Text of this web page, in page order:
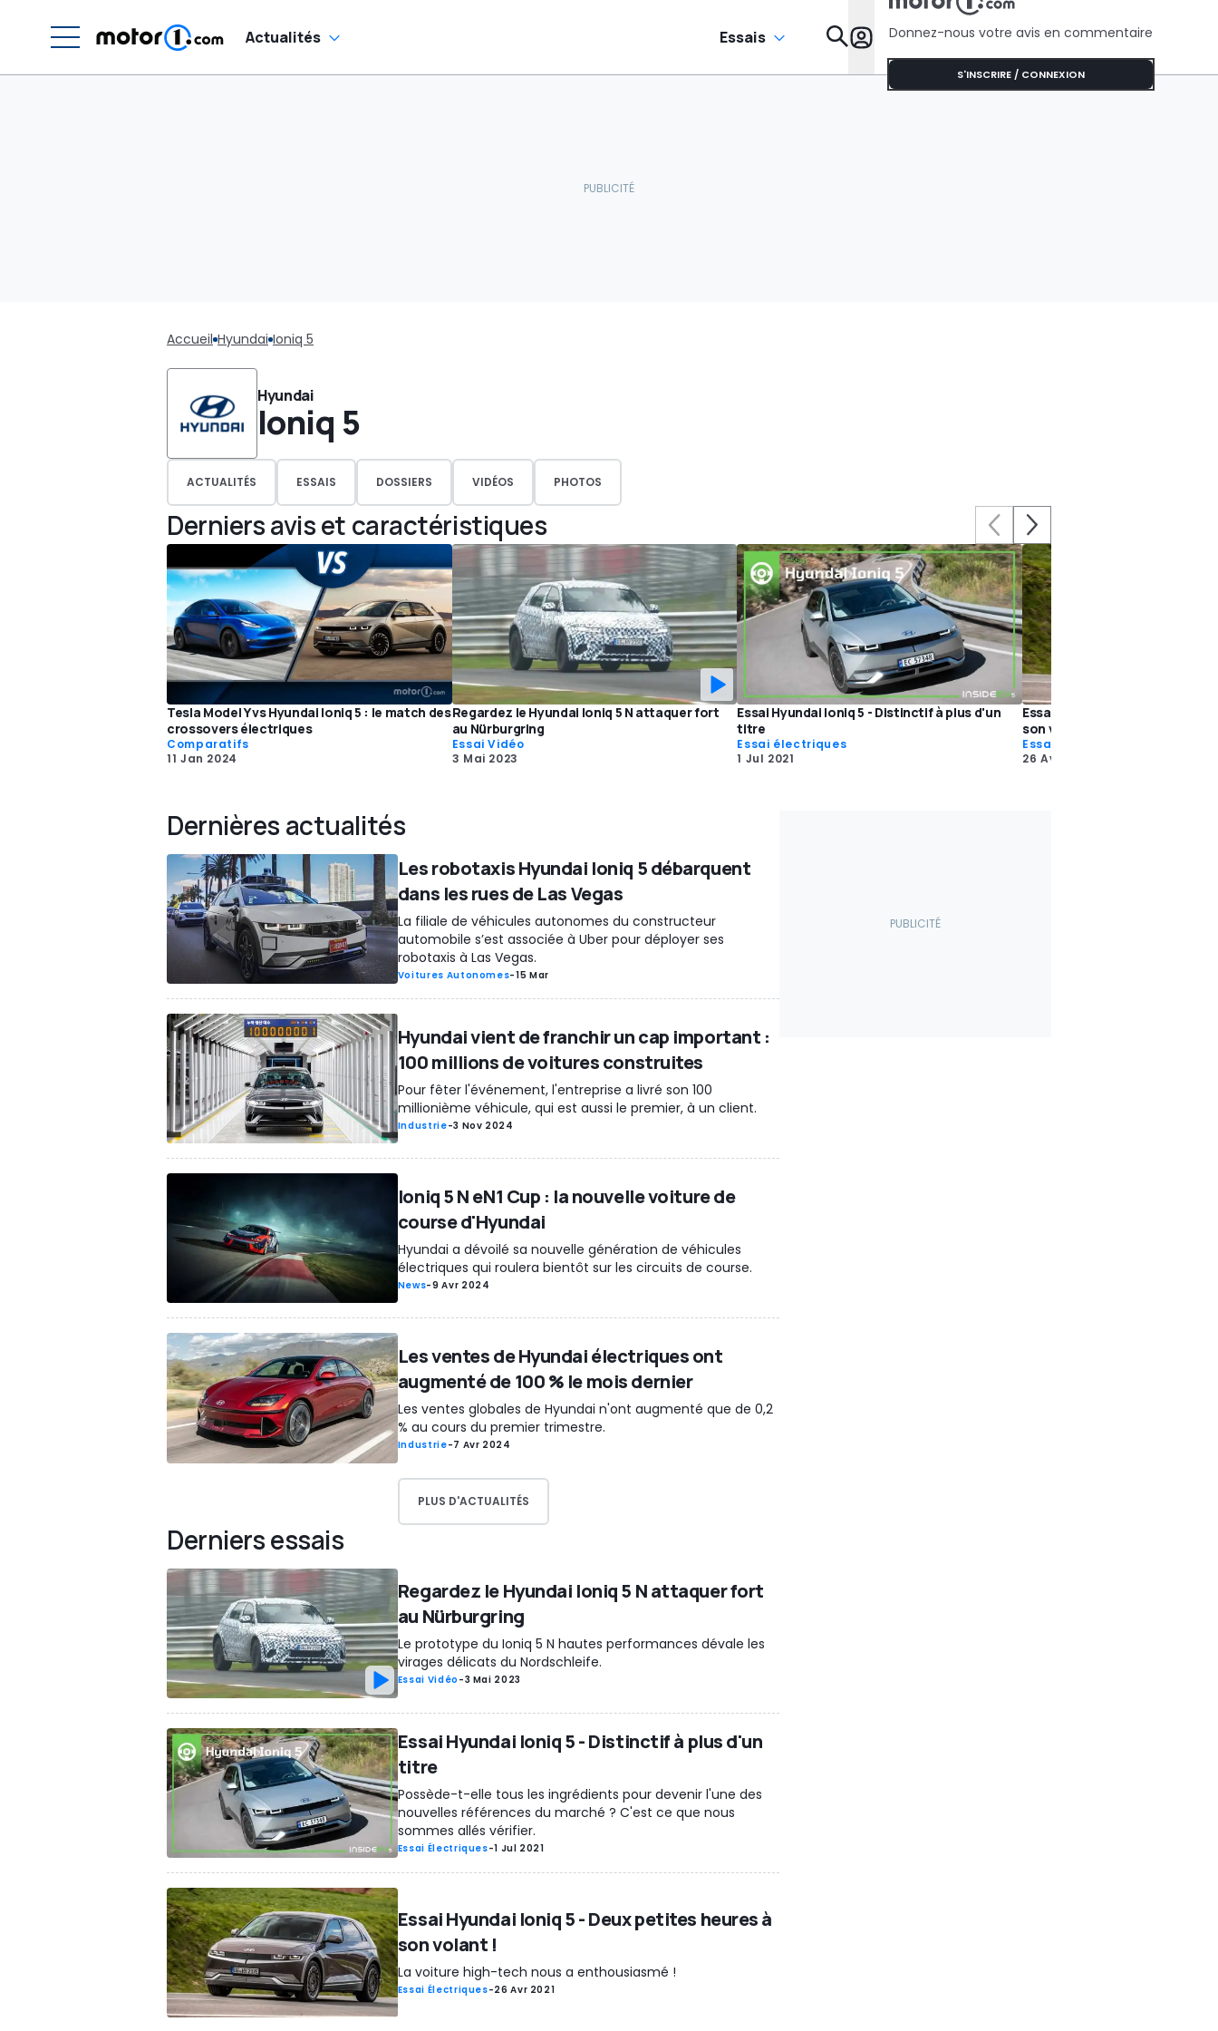
Actualités Essais Donnez-nous votre avis en commentaire
S'INSCRIRE / CONNEXION
Accueil Hyundai Ioniq 5
Hyundai
Ioniq 5
ACTUALITÉS ESSAIS DOSSIERS VIDÉOS PHOTOS
Derniers avis et caractéristiques
Tesla Model Y vs Hyundai Ioniq 5 : le match des
crossovers électriques
Comparatifs
11 Jan 2024
Regardez le Hyundai Ioniq 5 N attaquer fort
au Nürburgring
Essai Vidéo
3 Mai 2023
Essai Hyundai Ioniq 5 - Distinctif à plus d'un
titre
Essai électriques
1 Jul 2021
Essai Hyundai Ioniq 5 - Deux
son volant !
Essai électriques
26 Avr 2021
Dernières actualités
Les robotaxis Hyundai Ioniq 5 débarquent
dans les rues de Las Vegas
La filiale de véhicules autonomes du constructeur
automobile s’est associée à Uber pour déployer ses
robotaxis à Las Vegas.
Voitures Autonomes-15 Mar
Hyundai vient de franchir un cap important :
100 millions de voitures construites
Pour fêter l'événement, l'entreprise a livré son 100
millionième véhicule, qui est aussi le premier, à un client.
Industrie-3 Nov 2024
Ioniq 5 N eN1 Cup : la nouvelle voiture de
course d'Hyundai
Hyundai a dévoilé sa nouvelle génération de véhicules
électriques qui roulera bientôt sur les circuits de course.
News-9 Avr 2024
Les ventes de Hyundai électriques ont
augmenté de 100 % le mois dernier
Les ventes globales de Hyundai n'ont augmenté que de 0,2
% au cours du premier trimestre.
Industrie-7 Avr 2024
PLUS D'ACTUALITÉS
Derniers essais
Regardez le Hyundai Ioniq 5 N attaquer fort
au Nürburgring
Le prototype du Ioniq 5 N hautes performances dévale les
virages délicats du Nordschleife.
Essai Vidéo -3 Mai 2023
Essai Hyundai Ioniq 5 - Distinctif à plus d'un
titre
Possède-t-elle tous les ingrédients pour devenir l'une des
nouvelles références du marché ? C'est ce que nous
sommes allés vérifier.
Essai Électriques-1 Jul 2021
Essai Hyundai Ioniq 5 - Deux petites heures à
son volant !
La voiture high-tech nous a enthousiasmé !
Essai Électriques-26 Avr 2021